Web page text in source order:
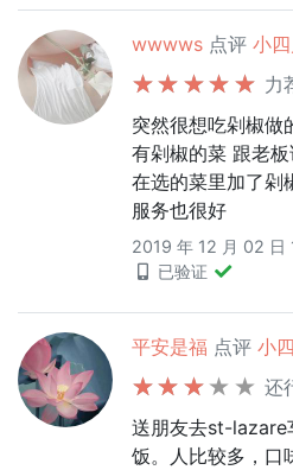
wwwws 点评 小
力
突然很想吃剁椒做
有剁椒的菜 跟老
在选的菜里加了剁
服务也很好
2019 年 12 月 02 日
已验证
平安是福 点评 小
还
送朋友去st-lazare
饭。人比较多，口